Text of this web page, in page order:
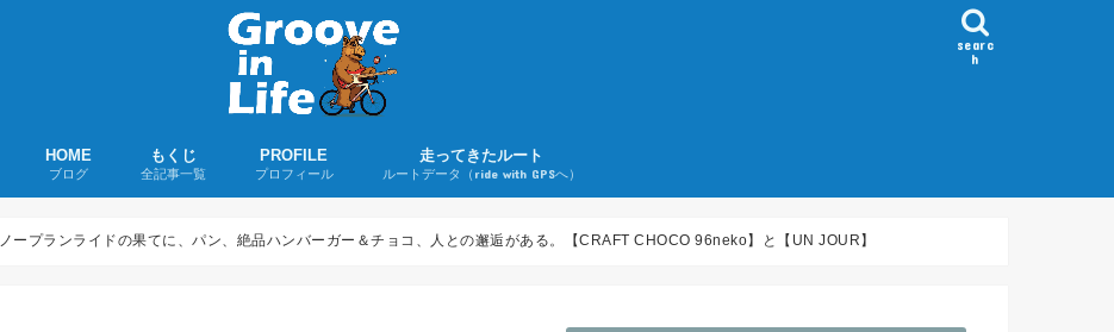
searc
h
HOME
ブログ
もくじ
全記事一覧
PROFILE
プロフィール
走ってきたルート
ルートデータ（ride with GPSへ）
ノープランライドの果てに、パン、絶品ハンバーガー＆チョコ、人との邂逅がある。【CRAFT CHOCO 96neko】と【UN JOUR】